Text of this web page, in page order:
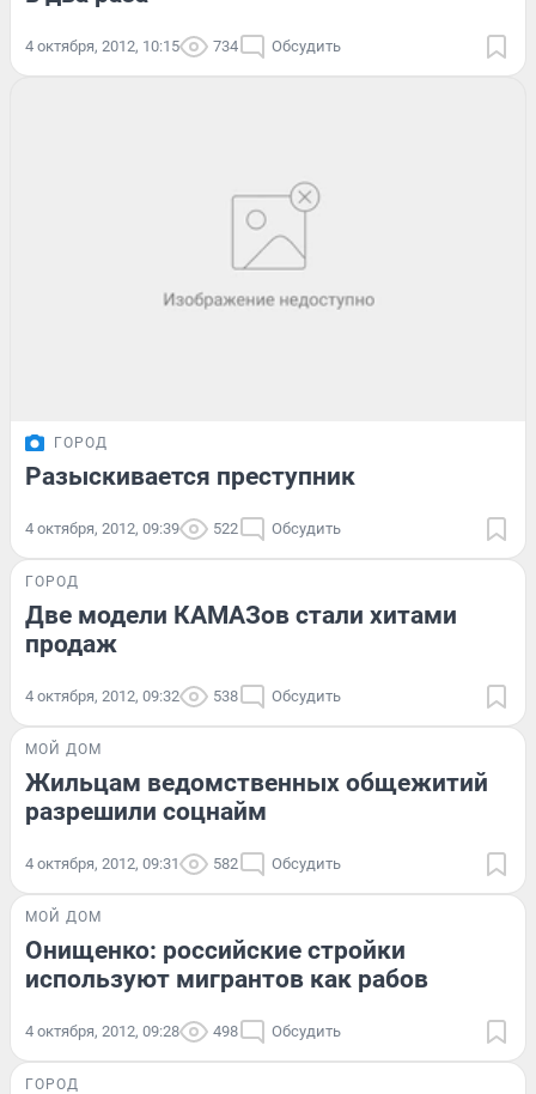
4 октября, 2012, 10:15 734 Обсудить
ГОРОД
Разыскивается преступник
4 октября, 2012, 09:39 522 Обсудить
ГОРОД
Две модели КАМАЗов стали хитами
продаж
4 октября, 2012, 09:32 538 Обсудить
МОЙ ДОМ
Жильцам ведомственных общежитий
разрешили соцнайм
4 октября, 2012, 09:31 582 Обсудить
МОЙ ДОМ
Онищенко: российские стройки
используют мигрантов как рабов
4 октября, 2012, 09:28 498 Обсудить
ГОРОД